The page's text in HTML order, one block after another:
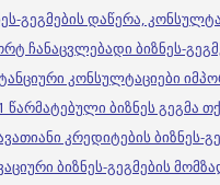
გეგმების დაწერა,
ჩანაცვლებადი ბიზნეს-
კონსულტაციები
წარმატებული ბიზნეს გეგმა
კრედიტების ბიზნეს-
ბიზნეს-გეგმების